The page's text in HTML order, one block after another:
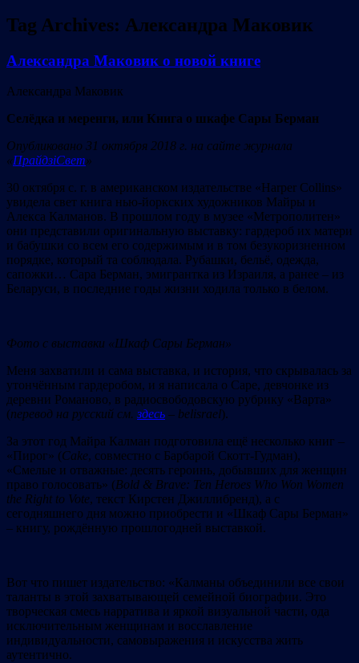
Tag Archives: Александра Маковик
Александра Маковик о новой книге
Александра Маковик
Селёдка и меренги, или Книга о шкафе Сары Берман
Опубликовано 31 октября 2018 г. на сайте журнала
«ПрайдзіСвет»
30 октября с. г. в американском издательстве «Harper Collins»
увидела свет книга нью-йоркских художников Майры и
Алекса Калманов. В прошлом году в музее «Метрополитен»
они представили оригинальную выставку: гардероб их матери
и бабушки со всем его содержимым и в том безукоризненном
порядке, который та соблюдала. Рубашки, бельё, одежда,
сапожки… Сара Берман, эмигрантка из Израиля, а ранее – из
Беларуси, в последние годы жизни ходила только в белом.
Фото с выставки «Шкаф Сары Берман»
Меня захватили и сама выставка, и история, что скрывалась за
утончённым гардеробом, и я написала о Саре, девчонке из
деревни Романово, в радиосвободовскую рубрику «Варта»
(перевод на русский см. здесь – belisrael).
За этот год Майра Калман подготовила ещё несколько книг –
«Пирог» (Cake, совместно с Барбарой Скотт-Гудман),
«Смелые и отважные: десять героинь, добывших для женщин
право голосовать» (Bold & Brave: Ten Heroes Who Won Women
the Right to Vote, текст Кирстен Джиллибренд), а с
сегодняшнего дня можно приобрести и «Шкаф Сары Берман»
– книгу, рождённую прошлогодней выставкой.
Вот что пишет издательство: «Калманы объединили все свои
таланты в этой захватывающей семейной биографии. Это
творческая смесь нарратива и яркой визуальной части, ода
исключительным женщинам и восславление
индивидуальности, самовыражения и искусства жить
аутентично.